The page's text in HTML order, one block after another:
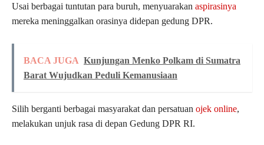
Usai berbagai tuntutan para buruh, menyuarakan aspirasinya
mereka meninggalkan orasinya didepan gedung DPR.
BACA JUGA Kunjungan Menko Polkam di Sumatra
Barat Wujudkan Peduli Kemanusiaan
Silih berganti berbagai masyarakat dan persatuan ojek online,
melakukan unjuk rasa di depan Gedung DPR RI.